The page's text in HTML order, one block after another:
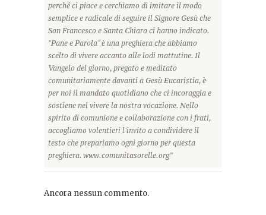
perché ci piace e cerchiamo di imitare il modo
semplice e radicale di seguire il Signore Gesù che
San Francesco e Santa Chiara ci hanno indicato.
"Pane e Parola" è una preghiera che abbiamo
scelto di vivere accanto alle lodi mattutine. Il
Vangelo del giorno, pregato e meditato
comunitariamente davanti a Gesù Eucaristia, è
per noi il mandato quotidiano che ci incoraggia e
sostiene nel vivere la nostra vocazione. Nello
spirito di comunione e collaborazione con i frati,
accogliamo volentieri l'invito a condividere il
testo che prepariamo ogni giorno per questa
preghiera. www.comunitasorelle.org”
Ancora nessun commento.